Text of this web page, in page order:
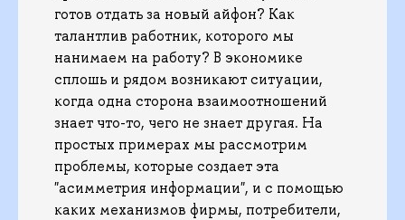
готов отдать за новый айфон? Как
талантлив работник, которого мы
нанимаем на работу? В экономике
сплошь и рядом возникают ситуации,
когда одна сторона взаимоотношений
знает что-то, чего не знает другая. На
простых примерах мы рассмотрим
проблемы, которые создает эта
"асимметрия информации", и с помощью
каких механизмов фирмы, потребители,